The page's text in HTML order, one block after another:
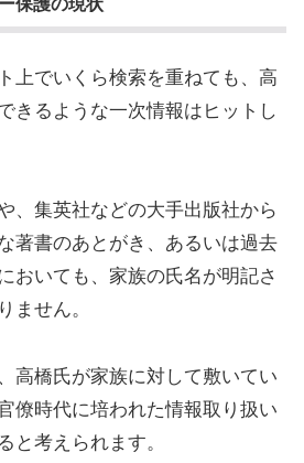
保護の現状
上でいくら検索を重ねても、高
きるような一次情報はヒットし
、集英社などの大手出版社から
著書のあとがき、あるいは過去
おいても、家族の氏名が明記さ
ません。
高橋氏が家族に対して敷いてい
僚時代に培われた情報取り扱い
と考えられます。